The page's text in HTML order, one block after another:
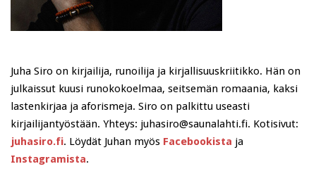
Juha Siro on kirjailija, runoilija ja kirjallisuuskriitikko. Hän on
julkaissut kuusi runokokoelmaa, seitsemän romaania, kaksi
lastenkirjaa ja aforismeja. Siro on palkittu useasti
kirjailijantyöstään. Yhteys: juhasiro@saunalahti.fi. Kotisivut:
juhasiro.fi. Löydät Juhan myös Facebookista ja
Instagramista.